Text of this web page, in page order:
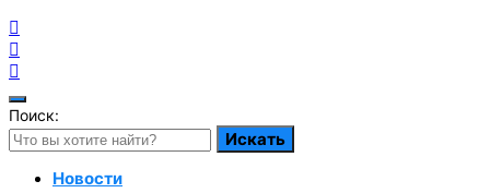
Поиск:
Искать
Новости